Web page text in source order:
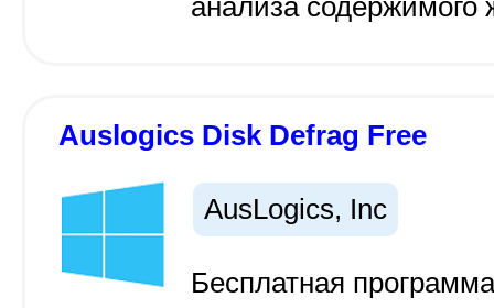
анализа содержимого
Auslogics Disk Defrag Free
AusLogics, Inc
Бесплатная